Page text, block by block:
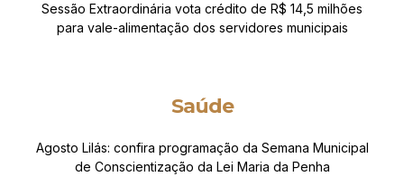
Sessão Extraordinária vota crédito de R$ 14,5 milhões
para vale-alimentação dos servidores municipais
Saúde
Agosto Lilás: confira programação da Semana Municipal
de Conscientização da Lei Maria da Penha